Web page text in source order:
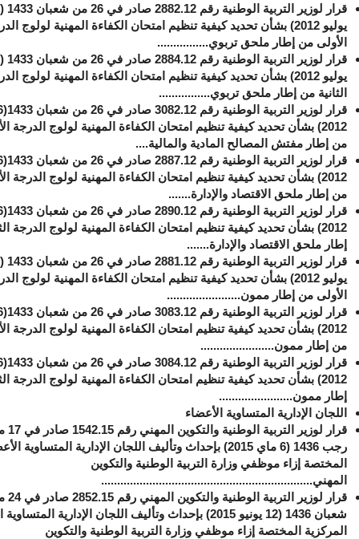
يوليو 2012) بشأن تحديد كيفية تنظيم امتحان الكفاءة المهنية لولوج
الأولى من إطار ملحق تربوي................
يوليو 2012) بشأن تحديد كيفية تنظيم امتحان الكفاءة المهنية لولوج
الثانية من إطار ملحق تربوي................
2012) بشأن تحديد كيفية تنظيم امتحان الكفاءة المهنية لولوج الدرجة
من إطار مفتش المصالح المادية والمالية....
2012) بشأن تحديد كيفية تنظيم امتحان الكفاءة المهنية لولوج الدرجة
من إطار ملحق الاقتصاد والإدارة.......
2012) بشأن تحديد كيفية تنظيم امتحان الكفاءة المهنية لولوج الدرجة
إطار ملحق الاقتصاد والإدارة.......
يوليو 2012) بشأن تحديد كيفية تنظيم امتحان الكفاءة المهنية لولوج
الأولى من إطار ممون.......................
2012) بشأن تحديد كيفية تنظيم امتحان الكفاءة المهنية لولوج الدرجة
من إطار ممون.......................
2012) بشأن تحديد كيفية تنظيم امتحان الكفاءة المهنية لولوج الدرجة
إطار ممون.......................
اللجان الإدارية المتساوية الأعضاء
قرار لوزير
رجب 1436 (6 ماي 2015) بإحداث وتأليف اللجان الإدارية المتساوية
المختصة إزاء موظفي وزارة التربية الوطنية والتكوين
المهني..................................................................
قرار لوزير
شعبان 1436 (12 يونيو 2015) بإحداث وتأليف اللجان الإدارية
المركزية المختصة إزاء موظفي وزارة التربية الوطنية والتكوين